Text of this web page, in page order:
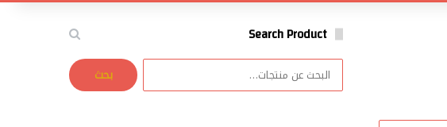
Search Product
البحث
بحث